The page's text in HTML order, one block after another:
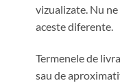
vizualizate. Nu
aceste diferente.
Termenele de
sau de